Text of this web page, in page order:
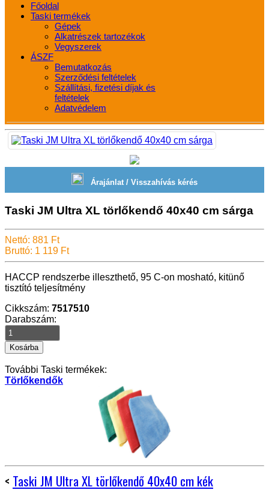
Főoldal
Taski termékek
Gépek
Alkatrészek tartozékok
Vegyszerek
ÁSZF
Bemutatkozás
Szerződési feltételek
Szállítási, fizetési díjak és
feltételek
Adatvédelem
Árajánlat / Visszahívás kérés
Taski JM Ultra XL törlőkendő 40x40 cm sárga
Nettó: 881 Ft
Bruttó: 1 119 Ft
HACCP rendszerbe illeszthető, 95 C-on mosható, kitünő
tisztító teljesítmény
Cikkszám: 7517510
Darabszám:
További Taski termékek:
Törlőkendők
< Taski JM Ultra XL törlőkendő 40x40 cm kék